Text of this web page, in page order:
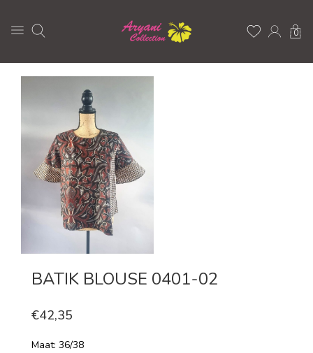
0
BATIK BLOUSE 0401-02
€42,35
Maat: 36/38